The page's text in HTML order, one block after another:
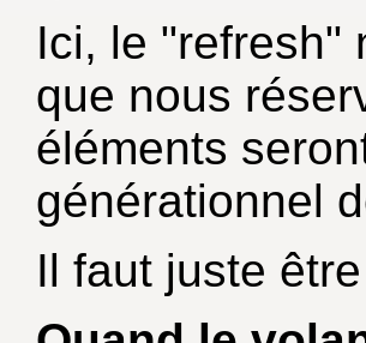
Ici, le "refresh"
que nous
éléments
générationnel
Il faut juste